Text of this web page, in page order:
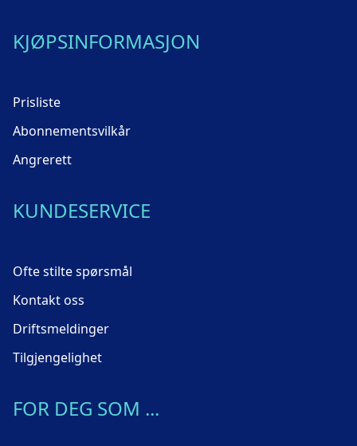
KJØPSINFORMASJON
Prisliste
Abonnementsvilkår
Angrerett
KUNDESERVICE
Ofte stilte spørsmål
Kontakt oss
Driftsmeldinger
Tilgjengelighet
FOR DEG SOM ...